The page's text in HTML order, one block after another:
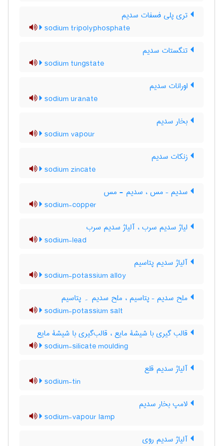
تری پلی فسفات سدیم
sodium tripolyphosphate
تنگستات سدیم
sodium tungstate
اورانات سدیم
sodium uranate
بخار سدیم
sodium vapour
زنکات سدیم
sodium zincate
سدیم – مس ، سدیم - مس
sodium-copper
لیاژ سدیم سرب ، آلیاژ سدیم سرب
sodium-lead
آلیاژ سدیم پتاسیم
sodium-potassium alloy
ملح سدیم – پتاسیم ، ملح سدیم ۔ پتاسیم
sodium-potassium salt
قالب گیری با شیشۀ مایع ، قالب‌گیری با شیشۀ مایع
sodium-silicate moulding
آلیاژ سدیم قلع
sodium-tin
لامپ بخار سدیم
sodium-vapour lamp
آلیاژ سدیم روی